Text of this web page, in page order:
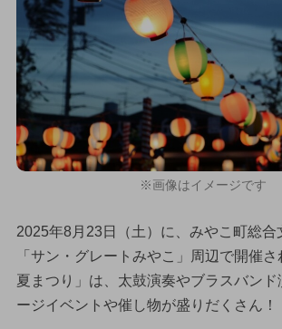
※画像はイメージです
2025年8月23日（土）に、みやこ町総合
「サン・グレートみやこ」周辺で開催
夏まつり」は、太鼓演奏やブラスバンド
ージイベントや催し物が盛りだくさん！